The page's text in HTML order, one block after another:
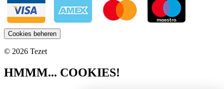
Cookies beheren
© 2026 Tezet
HMMM... COOKIES!